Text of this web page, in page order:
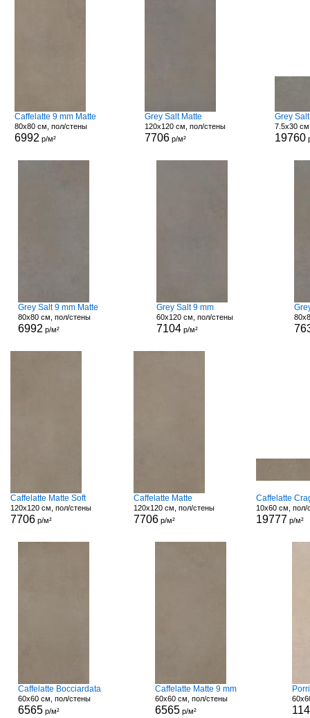
Caffelatte 9 mm Matte
80x80 см, пол/стены
6992 р/м²
Grey Salt Matte
120x120 см, пол/стены
7706 р/м²
Grey
7.5x30
19760
Grey Salt 9 mm Matte
80x80 см, пол/стены
6992 р/м²
Grey Salt 9 mm
60x120 см, пол/стены
7104р/м²
Caffelatte Matte Soft
120x120 см, пол/стены
7706 р/м²
Caffelatte Matte
120x120 см, пол/стены
7706р/м²
Caffelatte
10x60 см, пол/
19777 р/м²
Caffelatte Bocciardata
60x60 см, пол/стены
6565р/м²
Caffelatte Matte 9 mm
60x60 см, пол/стены
6565 р/м²